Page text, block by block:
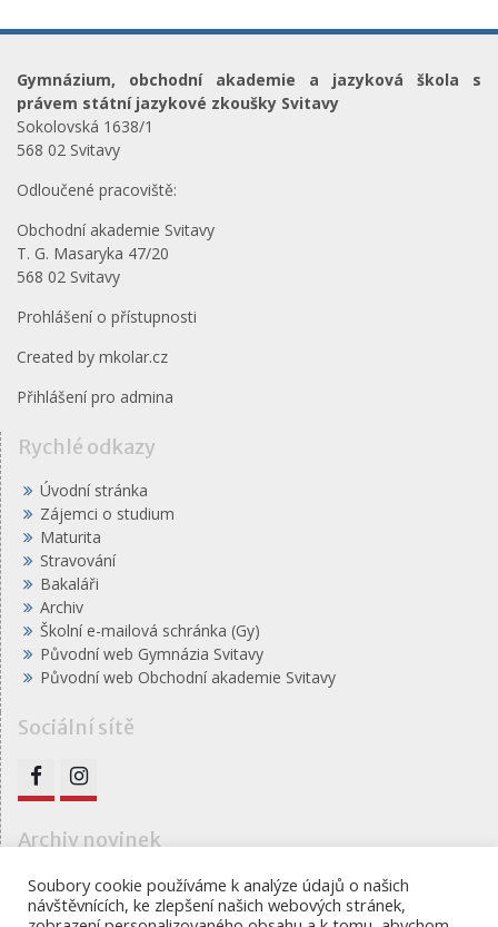
Gymnázium, obchodní akademie a jazyková škola s
právem státní jazykové zkoušky Svitavy
Sokolovská 1638/1
568 02 Svitavy
Odloučené pracoviště:
Obchodní akademie Svitavy
T. G. Masaryka 47/20
568 02 Svitavy
Prohlášení o přístupnosti
Created by mkolar.cz
Přihlášení pro admina
Rychlé odkazy
Úvodní stránka
Zájemci o studium
Maturita
Stravování
Bakaláři
Archiv
Školní e-mailová schránka (Gy)
Původní web Gymnázia Svitavy
Původní web Obchodní akademie Svitavy
Sociální sítě
FB IG
Archiv novinek
Archiv
novinek
Soubory cookie používáme k analýze údajů o našich
návštěvnících, ke zlepšení našich webových stránek,